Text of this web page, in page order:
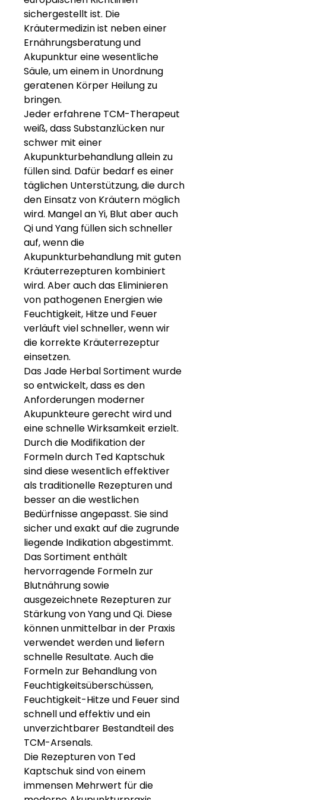
sichergestellt ist. Die
Kräutermedizin ist neben einer
Ernährungsberatung und
Akupunktur eine wesentliche
Säule, um einem in Unordnung
geratenen Körper Heilung zu
bringen.
Jeder erfahrene TCM-Therapeut
weiß, dass Substanzlücken nur
schwer mit einer
Akupunkturbehandlung allein zu
füllen sind. Dafür bedarf es einer
täglichen Unterstützung, die durch
den Einsatz von Kräutern möglich
wird. Mangel an Yi, Blut aber auch
Qi und Yang füllen sich schneller
auf, wenn die
Akupunkturbehandlung mit guten
Kräuterrezepturen kombiniert
wird. Aber auch das Eliminieren
von pathogenen Energien wie
Feuchtigkeit, Hitze und Feuer
verläuft viel schneller, wenn wir
die korrekte Kräuterrezeptur
einsetzen.
Das Jade Herbal Sortiment wurde
so entwickelt, dass es den
Anforderungen moderner
Akupunkteure gerecht wird und
eine schnelle Wirksamkeit erzielt.
Durch die Modifikation der
Formeln durch Ted Kaptschuk
sind diese wesentlich effektiver
als traditionelle Rezepturen und
besser an die westlichen
Bedürfnisse angepasst. Sie sind
sicher und exakt auf die zugrunde
liegende Indikation abgestimmt.
Das Sortiment enthält
hervorragende Formeln zur
Blutnährung sowie
ausgezeichnete Rezepturen zur
Stärkung von Yang und Qi. Diese
können unmittelbar in der Praxis
verwendet werden und liefern
schnelle Resultate. Auch die
Formeln zur Behandlung von
Feuchtigkeitsüberschüssen,
Feuchtigkeit-Hitze und Feuer sind
schnell und effektiv und ein
unverzichtbarer Bestandteil des
TCM-Arsenals.
Die Rezepturen von Ted
Kaptschuk sind von einem
immensen Mehrwert für die